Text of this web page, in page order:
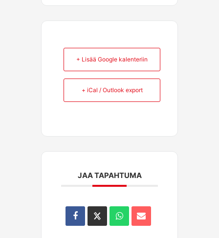
+ Lisää Google kalenteriin
+ iCal / Outlook export
JAA TAPAHTUMA